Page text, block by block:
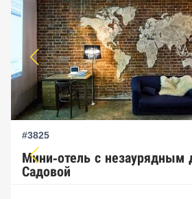
#3825
Мини-отель с незаурядным
Садовой